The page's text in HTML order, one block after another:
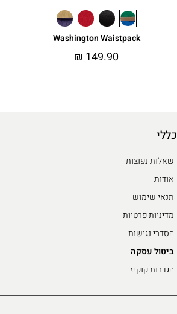
Washington Waistpack
₪ 149.90
כללי
שאלות נפוצות
אודות
תנאי שימוש
מדיניות פרטיות
הסדרי נגישות
ביטול עסקה
הגדרות קוקיז